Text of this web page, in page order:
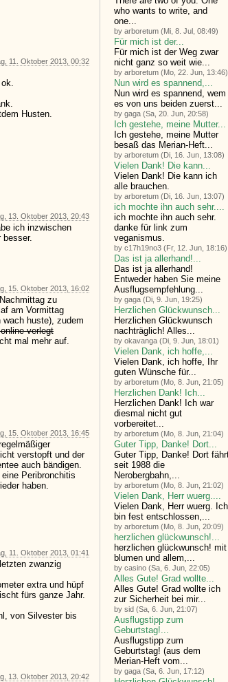
11. Oktober 2013, 00:32
Husten.
13. Oktober 2013, 20:43
ich inzwischen
besser.
15. Oktober 2013, 16:02
zu
am Vormittag
huste), zudem
verlegt
mal mehr auf.
15. Oktober 2013, 16:45
verstopft und der
auch bändigen.
Peribronchitis
haben.
11. Oktober 2013, 01:41
zwanzig
extra und hüpf
fürs ganze Jahr.
von Silvester bis
13. Oktober 2013, 20:42
who wants to write, and
one...
by arboretum (Mi, 8. Jul, 08:49)
Für mich ist der...
Für mich ist der Weg zwar
nicht ganz so weit wie...
by arboretum (Mo, 22. Jun, 13:46)
Nun wird es spannend,...
Nun wird es spannend, wem
es von uns beiden zuerst...
by gaga (Sa, 20. Jun, 20:58)
Ich gestehe, meine Mutter...
Ich gestehe, meine Mutter
besaß das Merian-Heft...
by arboretum (Di, 16. Jun, 13:08)
Vielen Dank! Die kann...
Vielen Dank! Die kann ich
alle brauchen.
by arboretum (Di, 16. Jun, 13:07)
ich mochte ihn auch sehr....
ich mochte ihn auch sehr.
danke für link zum
veganismus.
by c17h19no3 (Fr, 12. Jun, 18:16)
Das ist ja allerhand!...
Das ist ja allerhand!
Entweder haben Sie meine
Ausflugsempfehlung...
by gaga (Di, 9. Jun, 19:25)
Herzlichen Glückwunsch...
Herzlichen Glückwunsch
nachträglich! Alles...
by okavanga (Di, 9. Jun, 18:01)
Vielen Dank, ich hoffe,...
Vielen Dank, ich hoffe, Ihr
guten Wünsche für...
by arboretum (Mo, 8. Jun, 21:05)
Herzlichen Dank! Ich...
Herzlichen Dank! Ich war
diesmal nicht gut
vorbereitet...
by arboretum (Mo, 8. Jun, 21:04)
Guter Tipp, Danke! Dort...
Guter Tipp, Danke! Dort
seit 1988 die
Nerobergbahn,...
by arboretum (Mo, 8. Jun, 21:02)
Vielen Dank, Herr wuerg....
Vielen Dank, Herr wuerg. Ich
bin fest entschlossen,...
by arboretum (Mo, 8. Jun, 20:09)
herzlichen glückwunsch!...
herzlichen glückwunsch! mit
blumen und allem,...
by casino (Sa, 6. Jun, 22:05)
Alles Gute! Grad wollte...
Alles Gute! Grad wollte ich
zur Sicherheit bei mir...
by sid (Sa, 6. Jun, 21:07)
Ausflugstipp zum
Geburtstag!...
Ausflugstipp zum
Geburtstag! (aus dem
Merian-Heft vom...
by gaga (Sa, 6. Jun, 17:12)